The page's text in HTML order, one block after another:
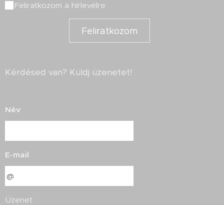
Feliratkozom a hírlevélre
Feliratkozom
Kérdésed van? Küldj üzenetet!
Név
E-mail
Üzenet